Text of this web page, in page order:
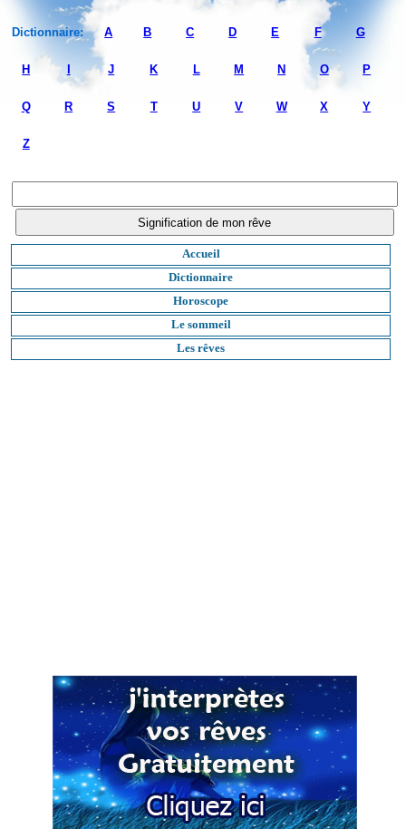
Dictionnaire: A B C D E F G
H J K L M N O P
Q R S T U V W X Y
Z
Accueil
Dictionnaire
Horoscope
Le sommeil
Les rêves